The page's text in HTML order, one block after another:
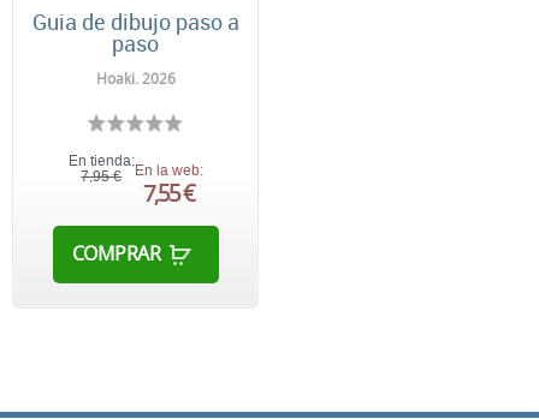
Guia de dibujo paso a
paso
Hoaki. 2026
En tienda:
7,95 €
En la web:
7,55 €
COMPRAR